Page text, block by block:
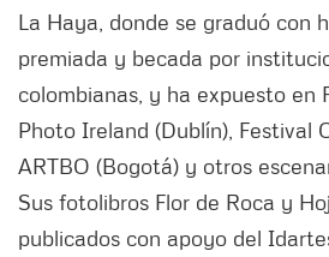
La Haya, donde se graduó con
premiada y becada por
colombianas, y ha expuesto en
Photo Ireland (Dublín), Festival
ARTBO (Bogotá) y otros
Sus fotolibros Flor de Roca y
publicados con apoyo del